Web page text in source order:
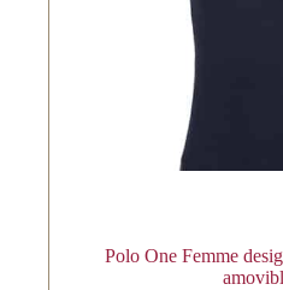
Polo One Femme